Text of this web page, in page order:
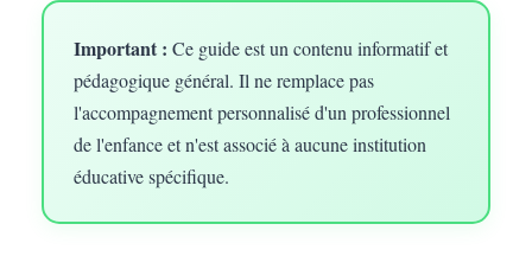
Important : Ce guide est un contenu informatif et
pédagogique général. Il ne remplace pas
l'accompagnement personnalisé d'un professionnel
de l'enfance et n'est associé à aucune institution
éducative spécifique.